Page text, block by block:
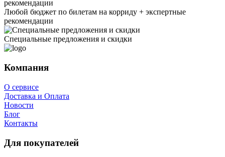
Любой бюджет по билетам на корриду + экспертные
рекомендации
Специальные предложения и скидки
Компания
О сервисе
Доставка и Оплата
Новости
Блог
Контакты
Для покупателей